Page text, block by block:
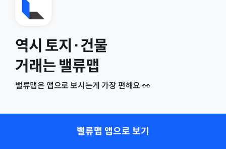
역시 토지·건물
거래는 밸류맵
밸류맵은 앱으로 보시는게 가장 편해요 👀
밸류맵 앱으로 보기